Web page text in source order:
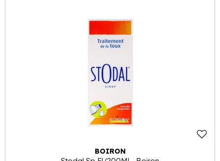
BOIRON